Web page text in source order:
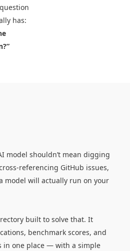
has:
model shouldn’t mean digging
referencing GitHub issues,
model will actually run on your
built to solve that. It
benchmark scores, and
in one place — with a simple